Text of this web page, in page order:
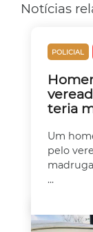
Notícias
POLICIAL
teria
Um
pelo
...